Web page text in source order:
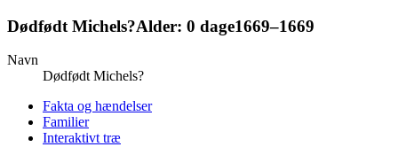
Dødfødt Michels?Alder: 0 dage1669–1669
Navn
Dødfødt Michels?
Fakta og hændelser
Familier
Interaktivt træ